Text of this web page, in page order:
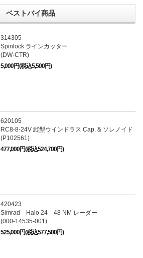
ベストバイ商品
314305
Spinlock ラインカッター
(DW-CTR)
5,000円(税込5,500円)
620105
RC8-8-24V 縦型ウインドラス Cap. & ソレノイド
(P102561)
477,000円(税込524,700円)
420423
Simrad Halo 24 48 NM レーダー
(000-14535-001)
525,000円(税込577,500円)